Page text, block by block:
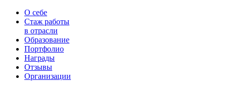
О себе
Стаж работы
в отрасли
Образование
Портфолио
Награды
Отзывы
Организации